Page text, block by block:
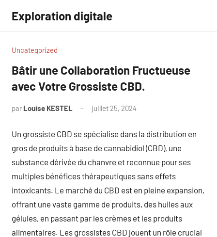
contenu
Exploration digitale
Uncategorized
Bâtir une Collaboration Fructueuse
avec Votre Grossiste CBD.
par Louise KESTEL juillet 25, 2024
Un grossiste CBD se spécialise dans la distribution en
gros de produits à base de cannabidiol (CBD), une
substance dérivée du chanvre et reconnue pour ses
multiples bénéfices thérapeutiques sans effets
intoxicants. Le marché du CBD est en pleine expansion,
offrant une vaste gamme de produits, des huiles aux
gélules, en passant par les crèmes et les produits
alimentaires. Les grossistes CBD jouent un rôle crucial